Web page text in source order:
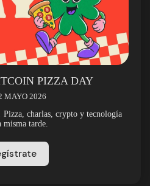
PIZZA DAY
MAYO 2026
charlas, crypto y tecnología
misma tarde.